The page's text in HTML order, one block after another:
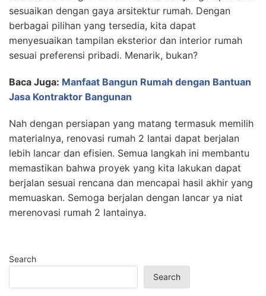
sesuaikan dengan gaya arsitektur rumah. Dengan
berbagai pilihan yang tersedia, kita dapat
menyesuaikan tampilan eksterior dan interior rumah
sesuai preferensi pribadi. Menarik, bukan?
Baca Juga: Manfaat Bangun Rumah dengan Bantuan
Jasa Kontraktor Bangunan
Nah dengan persiapan yang matang termasuk memilih
materialnya, renovasi rumah 2 lantai dapat berjalan
lebih lancar dan efisien. Semua langkah ini membantu
memastikan bahwa proyek yang kita lakukan dapat
berjalan sesuai rencana dan mencapai hasil akhir yang
memuaskan. Semoga berjalan dengan lancar ya niat
merenovasi rumah 2 lantainya.
Search
Search